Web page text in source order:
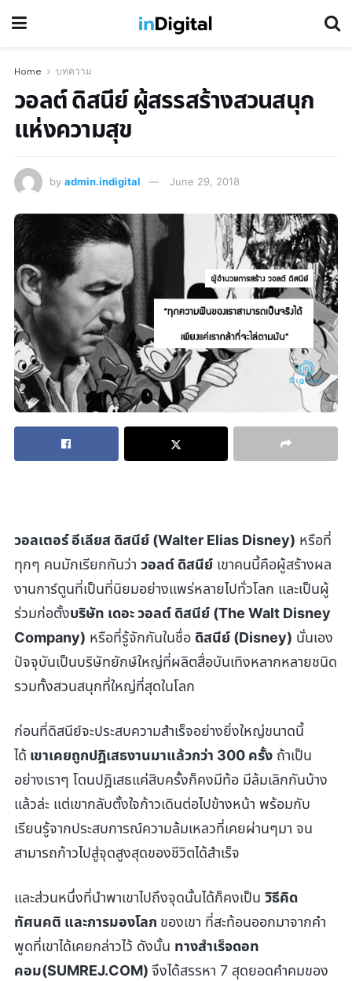
Home บทความ
วอลต์ ดิสนีย์ ผู้สรรสร้างสวนสนุก
แห่งความสุข
by admin.indigital June 29, 2018
วอลเตอร์ อีเลียส ดิสนีย์ (Walter Elias Disney) หรือที่
ทุกๆ คนมักเรียกกันว่า วอลต์ ดิสนีย์ เขาคนนี้คือผู้สร้างผล
งานการ์ตูนที่เป็นที่นิยมอย่างแพร่หลายไปทั่วโลก และเป็นผู้
ร่วมก่อตั้งบริษัท เดอะ วอลต์ ดิสนีย์ (The Walt Disney
Company) หรือที่รู้จักกันในชื่อ ดิสนีย์ (Disney) นั่นเอง
ปัจจุบันเป็นบริษัทยักษ์ใหญ่ที่ผลิตสื่อบันเทิงหลากหลายชนิด
รวมทั้งสวนสนุกที่ใหญ่ที่สุดในโลก
ก่อนที่ดิสนีย์จะประสบความสำเร็จอย่างยิ่งใหญ่ขนาดนี้
ได้ เขาเคยถูกปฎิเสธงานมาแล้วกว่า 300 ครั้ง ถ้าเป็น
อย่างเราๆ โดนปฎิเสธแค่สิบครั้งก็คงมีท้อ มีล้มเลิกกันบ้าง
แล้วล่ะ แต่เขากลับตั้งใจก้าวเดินต่อไปข้างหน้า พร้อมกับ
เรียนรู้จากประสบการณ์ความล้มเหลวที่เคยผ่านๆมา จน
สามารถก้าวไปสู่จุดสูงสุดของชีวิตได้สำเร็จ
และส่วนหนึ่งที่นำพาเขาไปถึงจุดนั้นได้ก็คงเป็น วิธีคิด
ทัศนคติ และการมองโลก ของเขา ที่สะท้อนออกมาจากคำ
พูดที่เขาได้เคยกล่าวไว้ ดังนั้น ทางสำเร็จดอท
คอม(SUMREJ.COM) จึงได้สรรหา 7 สุดยอดคำคมของ